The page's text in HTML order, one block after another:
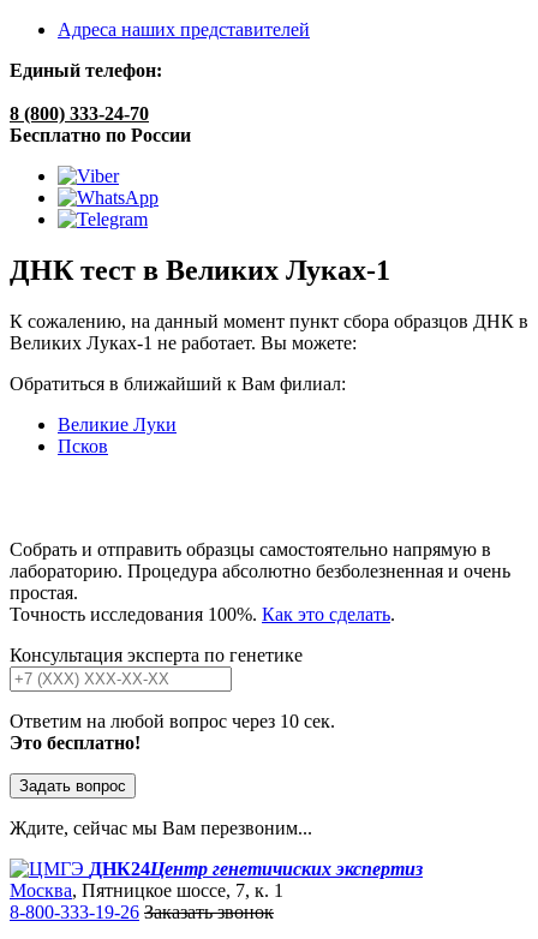
Адреса наших представителей
Единый телефон:
8 (800) 333-24-70
Бесплатно по России
ДНК тест в Великих Луках-1
К сожалению, на данный момент пункт сбора образцов ДНК в
Великих Луках-1 не работает. Вы можете:
Обратиться в ближайший к Вам филиал:
Великие Луки
Псков
Собрать и отправить образцы самостоятельно напрямую в
лабораторию. Процедура абсолютно безболезненная и очень
простая.
Точность исследования 100%. Как это сделать.
Консультация эксперта по генетике
Ответим на любой вопрос через 10 сек.
Это бесплатно!
Задать вопрос
Ждите, сейчас мы Вам перезвоним...
ДНК24Центр генетичиских экспертиз
Москва, Пятницкое шоссе, 7, к. 1
8-800-333-19-26 Заказать звонок